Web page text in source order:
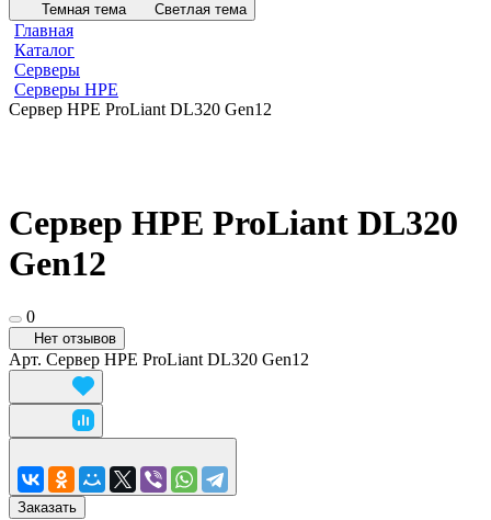
Темная тема Светлая тема
Главная
Каталог
Серверы
Серверы HPE
Сервер HPE ProLiant DL320 Gen12
Сервер HPE ProLiant DL320
Gen12
0
Нет отзывов
Арт. Сервер HPE ProLiant DL320 Gen12
Заказать